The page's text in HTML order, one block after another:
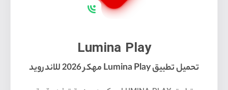
Lumina Play
تحميل تطبيق Lumina Play مهكر 2026 للاندرويد